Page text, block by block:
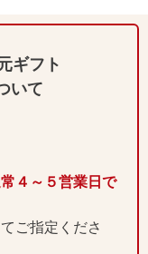
ギフト
いて
４～５営業日で
ご指定くださ